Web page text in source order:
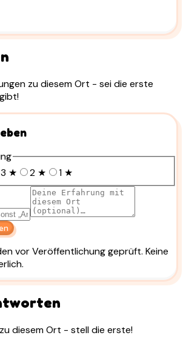
zu diesem Ort - sei die erste
3 ★ 2 ★ 1 ★
vor Veröffentlichung geprüft. Keine
diesem Ort - stell die erste!